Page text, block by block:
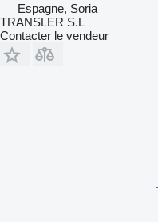
Espagne, Soria
TRANSLER S.L
Contacter le vendeur